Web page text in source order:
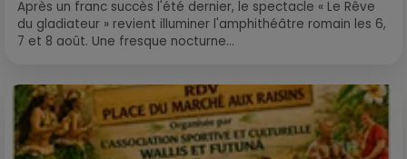
Après un franc succès l'été dernier, le spectacle « Le Rêve
du gladiateur » revient illuminer l'amphithéâtre romain les 6,
7 et 8 août. Une fresque nocturne...